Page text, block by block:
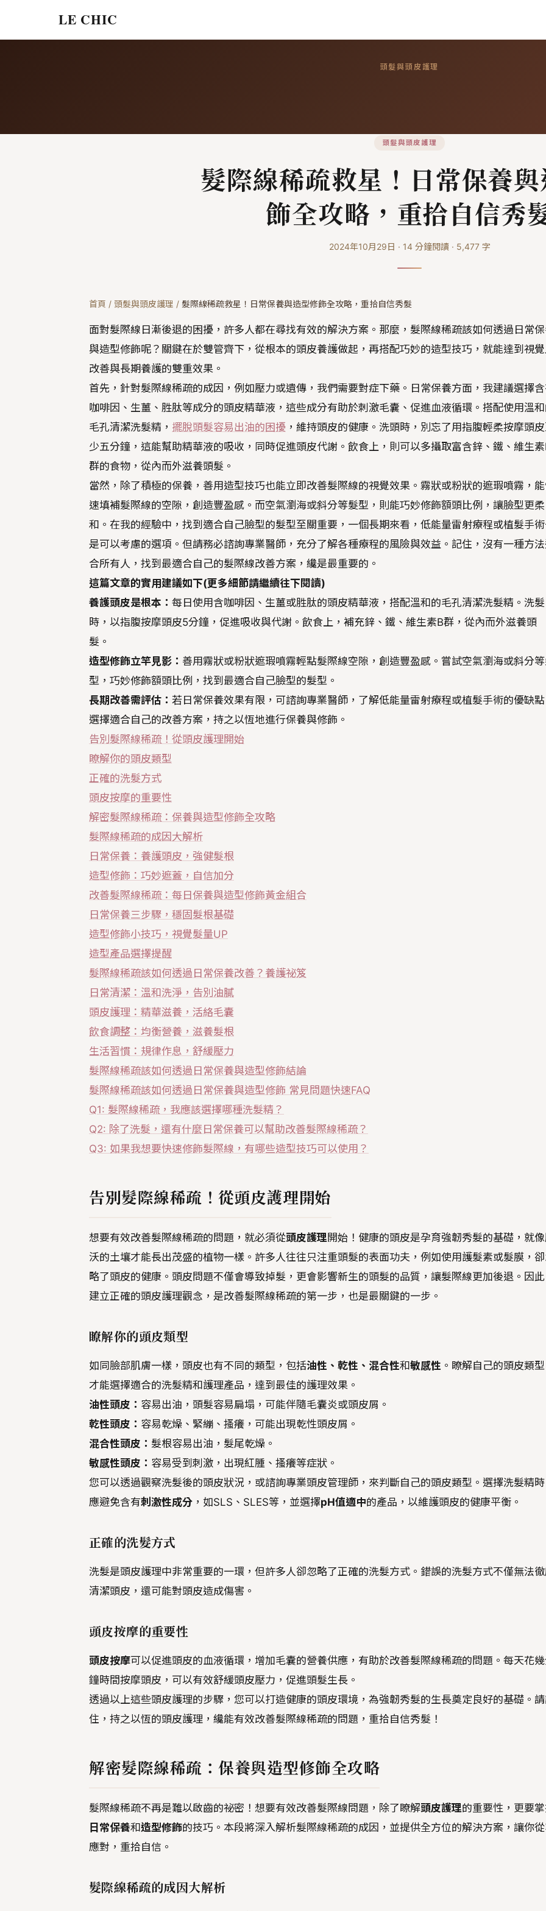
LE CHIC
頭髮與頭皮護理
頭髮與頭皮護理
髮際線稀疏救星！日常保養
飾全攻略，重拾自信秀
2024年10月29日 · 14分鐘閱讀· 5,477字
首頁 / 頭髮與頭皮護理 / 髮際線稀疏救星！日常保養與造型修飾全攻略，重拾自信秀髮
面對髮際線日漸後退的困擾，許多人都在尋找有效的解決方案。那麼，髮際線稀疏該如何透過日常
與造型修飾呢？關鍵在於雙管齊下，從根本的頭皮養護做起，再搭配巧妙的造型技巧，就能達到視
改善與長期養護的雙重效果。
首先，針對髮際線稀疏的成因，例如壓力或遺傳，我們需要對症下藥。日常保養方面，我建議選擇
咖啡因、生薑、胜肽等成分的頭皮精華液，這些成分有助於刺激毛囊、促進血液循環。搭配使用溫
毛孔清潔洗髮精， 擺脫頭髮容易出油的困擾 ，維持頭皮的健康。洗頭時，別忘了用指腹輕柔按摩頭
少五分鐘，這能幫助精華液的吸收，同時促進頭皮代謝。飲食上，則可以多攝取富含鋅、鐵、維生素
群的食物，從內而外滋養頭髮。
當然，除了積極的保養，善用造型技巧也能立即改善髮際線的視覺效果。霧狀或粉狀的遮瑕噴霧，
速填補髮際線的空隙，創造豐盈感。而空氣瀏海或斜分等髮型，則能巧妙修飾額頭比例，讓臉型更柔
和。在我的經驗中，找到適合自己臉型的髮型至關重要，一個長期來看，低能量雷射療程或植髮手
是可以考慮的選項。但請務必諮詢專業醫師，充分了解各種療程的風險與效益。記住，沒有一種方
合所有人，找到最適合自己的髮際線改善方案，纔是最重要的。
這篇文章的實用建議如下(更多細節請繼續往下閱讀)
養護頭皮是根本： 每日使用含咖啡因、生薑或胜肽的頭皮精華液，搭配溫和的毛孔清潔洗髮精。洗髮
時，以指腹按摩頭皮5分鐘，促進吸收與代謝。飲食上，補充鋅、鐵、維生素B群，從內而外滋養頭
髮。
造型修飾立竿見影： 善用霧狀或粉狀遮瑕噴霧輕點髮際線空隙，創造豐盈感。嘗試空氣瀏海或斜分
型，巧妙修飾額頭比例，找到最適合自己臉型的髮型。
長期改善需評估： 若日常保養效果有限，可諮詢專業醫師，了解低能量雷射療程或植髮手術的優缺點
選擇適合自己的改善方案，持之以恆地進行保養與修飾。
告別髮際線稀疏！從頭皮護理開始
瞭解你的頭皮類型
正確的洗髮方式
頭皮按摩的重要性
解密髮際線稀疏：保養與造型修飾全攻略
髮際線稀疏的成因大解析
日常保養：養護頭皮，強健髮根
造型修飾：巧妙遮蓋，自信加分
改善髮際線稀疏：每日保養與造型修飾黃金組合
日常保養三步驟，穩固髮根基礎
造型修飾小技巧，視覺髮量UP
造型產品選擇提醒
髮際線稀疏該如何透過日常保養改善？養護祕笈
日常清潔：溫和洗淨，告別油膩
頭皮護理：精華滋養，活絡毛囊
飲食調整：均衡營養，滋養髮根
生活習慣：規律作息，舒緩壓力
髮際線稀疏該如何透過日常保養與造型修飾結論
髮際線稀疏該如何透過日常保養與造型修飾 常見問題快速FAQ
Q1: 髮際線稀疏，我應該選擇哪種洗髮精？
Q2: 除了洗髮，還有什麼日常保養可以幫助改善髮際線稀疏？
Q3: 如果我想要快速修飾髮際線，有哪些造型技巧可以使用？
告別髮際線稀疏！從頭皮護理開始
想要有效改善髮際線稀疏的問題，就必須從頭皮護理開始！健康的頭皮是孕育強韌秀髮的基礎，就
沃的土壤才能長出茂盛的植物一樣。許多人往往只注重頭髮的表面功夫，例如使用護髮素或髮膜，
略了頭皮的健康。頭皮問題不僅會導致掉髮，更會影響新生的頭髮的品質，讓髮際線更加後退。因此
建立正確的頭皮護理觀念，是改善髮際線稀疏的第一步，也是最關鍵的一步。
瞭解你的頭皮類型
如同臉部肌膚一樣，頭皮也有不同的類型，包括油性、乾性、混合性和敏感性 。瞭解自己的頭皮類型
才能選擇適合的洗髮精和護理產品，達到最佳的護理效果。
油性頭皮： 容易出油，頭髮容易扁塌，可能伴隨毛囊炎或頭皮屑。
乾性頭皮： 容易乾燥、緊繃、搔癢，可能出現乾性頭皮屑。
混合性頭皮： 髮根容易出油，髮尾乾燥。
敏感性頭皮： 容易受到刺激，出現紅腫、搔癢等症狀。
您可以透過觀察洗髮後的頭皮狀況，或諮詢專業頭皮管理師，來判斷自己的頭皮類型。選擇洗髮精時
應避免含有刺激性成分 ，如SLS、SLES等，並選擇pH值適中的產品，以維護頭皮的健康平衡。
正確的洗髮方式
洗髮是頭皮護理中非常重要的一環，但許多人卻忽略了正確的洗髮方式。錯誤的洗髮方式不僅無法
清潔頭皮，還可能對頭皮造成傷害。
頭皮按摩的重要性
頭皮按摩可以促進頭皮的血液循環，增加毛囊的營養供應，有助於改善髮際線稀疏的問題。每天花
鐘時間按摩頭皮，可以有效舒緩頭皮壓力，促進頭髮生長。
透過以上這些頭皮護理的步驟，您可以打造健康的頭皮環境，為強韌秀髮的生長奠定良好的基礎。
住，持之以恆的頭皮護理，纔能有效改善髮際線稀疏的問題，重拾自信秀髮！
解密髮際線稀疏：保養與造型修飾全攻略
髮際線稀疏不再是難以啟齒的祕密！想要有效改善髮際線問題，除了瞭解頭皮護理的重要性，更要
日常保養和造型修飾的技巧。本段將深入解析髮際線稀疏的成因，並提供全方位的解決方案，讓你
應對，重拾自信。
髮際線稀疏的成因大解析